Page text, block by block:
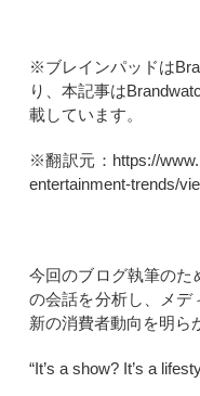
※ブレインパッドは
り、本記事は
載しています。
※翻訳元：https://
entertainment-trends/
今回のブログ執筆のた
の会話を分析し、メデ
新の消費者動向を明ら
“It’s a show? It’s a